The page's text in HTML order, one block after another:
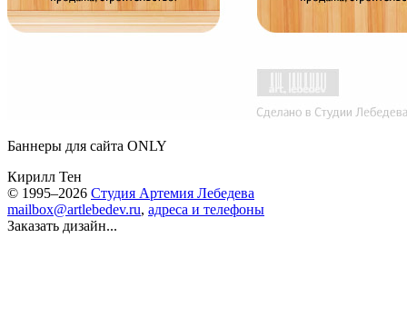
Баннеры для сайта ONLY
Кирилл Тен
© 1995–2026 Студия Артемия Лебедева
mailbox@artlebedev.ru, адреса и телефоны
Заказать дизайн...